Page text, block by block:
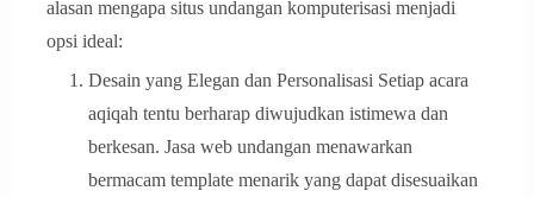
alasan mengapa situs undangan komputerisasi menjadi
opsi ideal:
Desain yang Elegan dan Personalisasi Setiap acara
aqiqah tentu berharap diwujudkan istimewa dan
berkesan. Jasa web undangan menawarkan
bermacam template menarik yang dapat disesuaikan